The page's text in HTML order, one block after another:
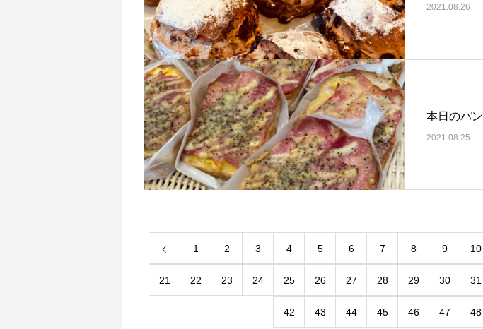
2021.08.26
本日のパン
2021.08.25
1 2 3 4 5 6 7 8 9 10
21 22 23 24 25 26 27 28 29 30 31
42 43 44 45 46 47 48